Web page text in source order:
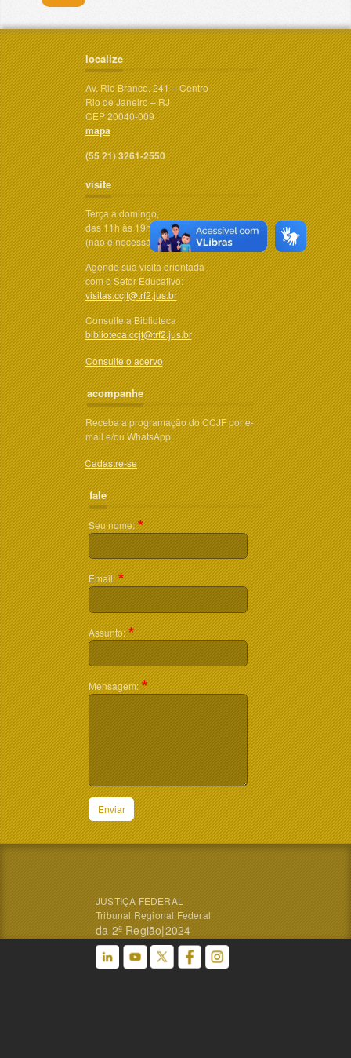
localize
Av. Rio Branco, 241 – Centro
Rio de Janeiro – RJ
CEP 20040-009
mapa
(55 21) 3261-2550
visite
Terça a domingo,
das 11h às 19h
(não é necessário agendar)
Agende sua visita orientada
com o Setor Educativo:
visitas.ccjf@trf2.jus.br
Consulte a Biblioteca
biblioteca.ccjf@trf2.jus.br
Consulte o acervo
acompanhe
Receba a programação do CCJF por e-
mail e/ou WhatsApp.
Cadastre-se
fale
Seu nome:
Email:
Assunto:
Mensagem:
Enviar
JUSTIÇA FEDERAL
Tribunal Regional Federal
da 2ª Região|2024